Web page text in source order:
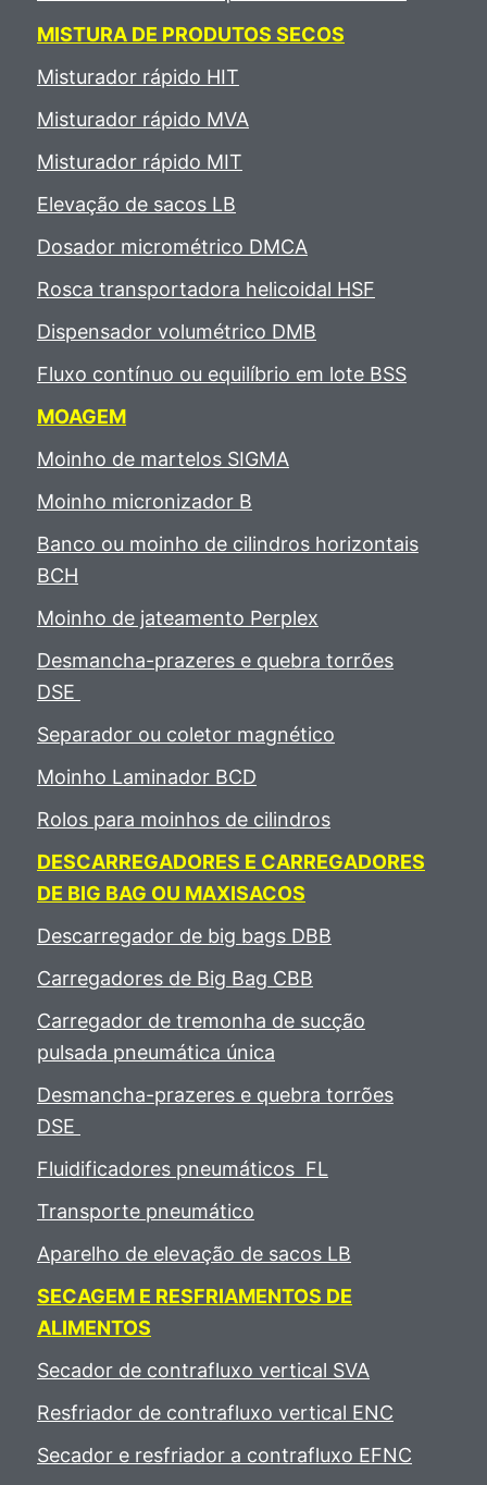
MISTURA DE PRODUTOS SECOS
Misturador rápido HIT
Misturador rápido MVA
Misturador rápido MIT
Elevação de sacos LB
Dosador micrométrico DMCA
Rosca transportadora helicoidal HSF
Dispensador volumétrico DMB
Fluxo contínuo ou equilíbrio em lote BSS
MOAGEM
Moinho de martelos SIGMA
Moinho micronizador B
Banco ou moinho de cilindros horizontais
BCH
Moinho de jateamento Perplex
Desmancha-prazeres e quebra torrões
DSE
Separador ou coletor magnético
Moinho Laminador BCD
Rolos para moinhos de cilindros
DESCARREGADORES E CARREGADORES
DE BIG BAG OU MAXISACOS
Descarregador de big bags DBB
Carregadores de Big Bag CBB
Carregador de tremonha de sucção
pulsada pneumática única
Desmancha-prazeres e quebra torrões
DSE
Fluidificadores pneumáticos FL
Transporte pneumático
Aparelho de elevação de sacos LB
SECAGEM E RESFRIAMENTOS DE
ALIMENTOS
Secador de contrafluxo vertical SVA
Resfriador de contrafluxo vertical ENC
Secador e resfriador a contrafluxo EFNC